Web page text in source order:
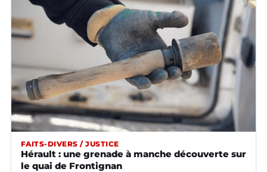
FAITS-DIVERS / JUSTICE
Hérault : une grenade à manche découverte sur
le quai de Frontignan